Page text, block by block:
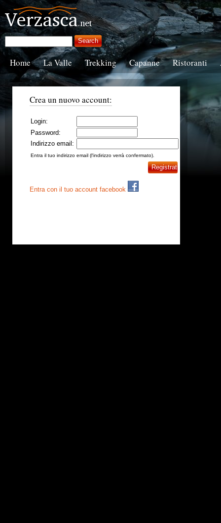
Home La Valle Trekking Capanne Ristoranti
Crea un nuovo account:
Login:
Password:
Indirizzo email:
Entra il tuo indirizzo email (l'indirizzo verrà confermato).
Entra con il tuo account facebook